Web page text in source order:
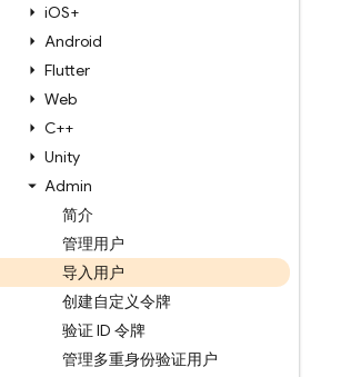
iOS+
Android
Flutter
Web
C++
Unity
Admin
简介
管理用户
导入用户
创建自定义令牌
验证 ID 令牌
管理多重身份验证用户